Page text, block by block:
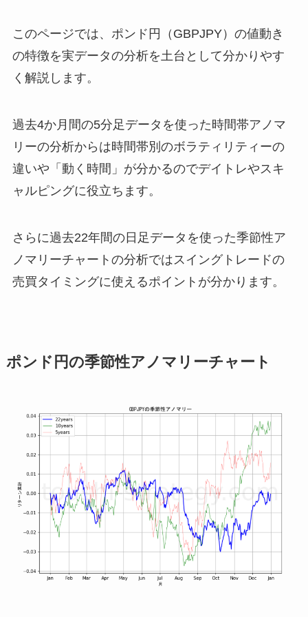
このページでは、ポンド円（GBPJPY）の値動き
の特徴を実データの分析を土台として分かりやす
く解説します。
過去4か月間の5分足データを使った時間帯アノマ
リーの分析からは時間帯別のボラティリティーの
違いや「動く時間」が分かるのでデイトレやスキ
ャルピングに役立ちます。
さらに過去22年間の日足データを使った季節性ア
ノマリーチャートの分析ではスイングトレードの
売買タイミングに使えるポイントが分かります。
ポンド円の季節性アノマリーチャート